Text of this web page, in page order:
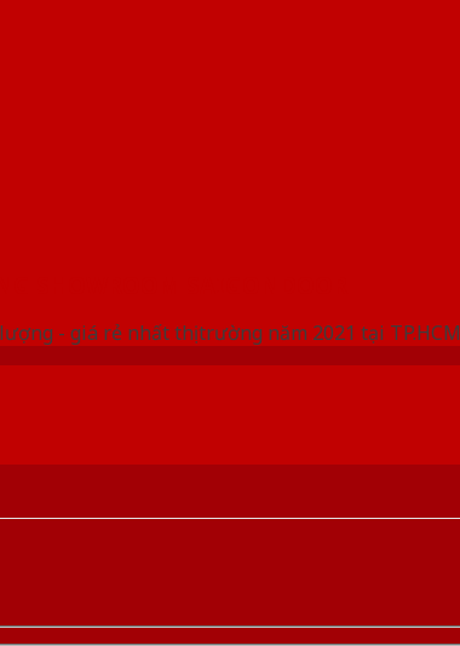
- giá rẻ nhất thị trường năm 2021 tại TP.HCM